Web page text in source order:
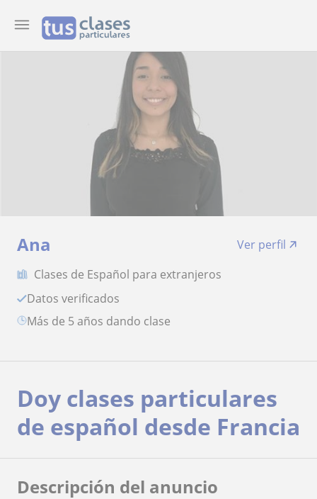
Ana
Ver perfil
Clases de Español para extranjeros
Datos verificados
más de 5 años dando clase
Doy clases particulares
de español desde Francia
Descripción del anuncio